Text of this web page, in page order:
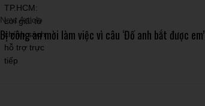
Next Article
Bị công an mời làm việc vì câu ‘Đố anh bắt được em’